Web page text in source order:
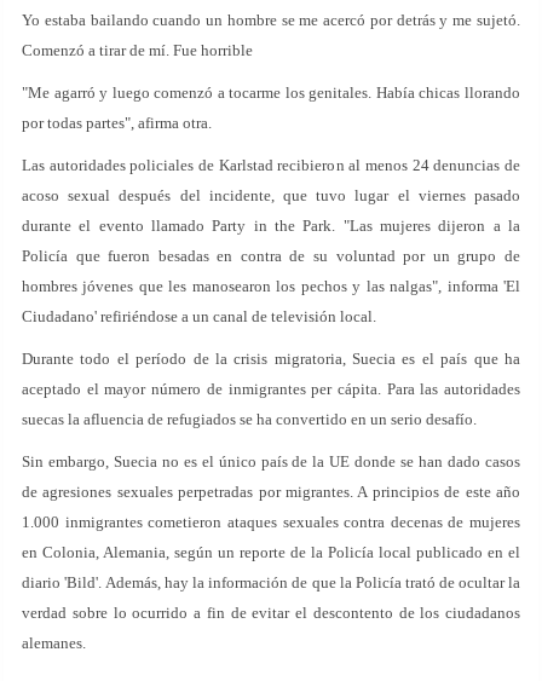
Yo estaba bailando cuando un hombre se me acercó por detrás y me sujetó.
Comenzó a tirar de mí. Fue horrible
"Me agarró y luego comenzó a tocarme los genitales. Había chicas llorando
por todas partes", afirma otra.
Las autoridades policiales de Karlstad recibieron al menos 24 denuncias de
acoso sexual después del incidente, que tuvo lugar el viernes pasado
durante el evento llamado Party in the Park. "Las mujeres dijeron a la
Policía que fueron besadas en contra de su voluntad por un grupo de
hombres jóvenes que les manosearon los pechos y las nalgas", informa 'El
Ciudadano' refiriéndose a un canal de televisión local.
Durante todo el período de la crisis migratoria, Suecia es el país que ha
aceptado el mayor número de inmigrantes per cápita. Para las autoridades
suecas la afluencia de refugiados se ha convertido en un serio desafío.
Sin embargo, Suecia no es el único país de la UE donde se han dado casos
de agresiones sexuales perpetradas por migrantes. A principios de este año
1.000 inmigrantes cometieron ataques sexuales contra decenas de mujeres
en Colonia, Alemania, según un reporte de la Policía local publicado en el
diario 'Bild'. Además, hay la información de que la Policía trató de ocultar la
verdad sobre lo ocurrido a fin de evitar el descontento de los ciudadanos
alemanes.